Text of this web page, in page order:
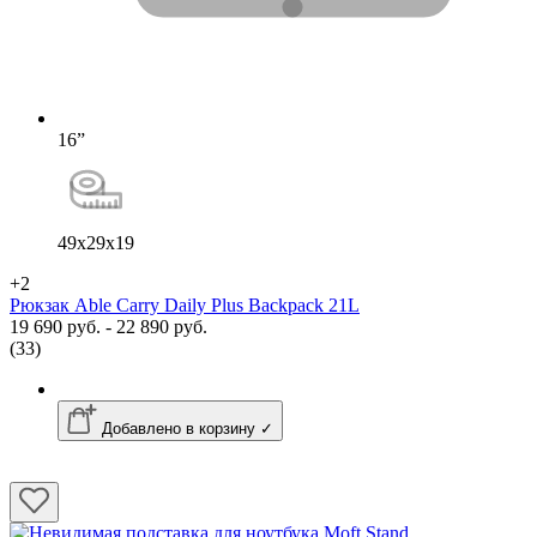
16”
49x29x19
+2
Рюкзак Able Carry Daily Plus Backpack 21L
19 690 руб. - 22 890 руб.
(33)
Добавлено в корзину ✓